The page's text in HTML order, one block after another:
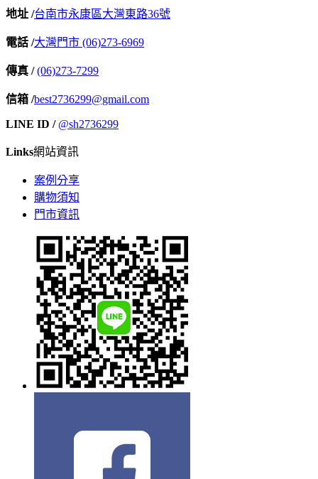
地址 /台南市永康區大灣東路36號
電話 /大灣門市 (06)273-6969
傳真 /(06)273-7299
信箱 /best2736299@gmail.com
LINE ID / @sh2736299
Links網站資訊
案例分享
購物須知
門市資訊